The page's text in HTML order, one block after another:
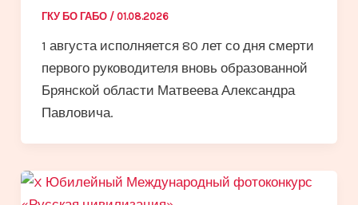
ГКУ БО ГАБО / 01.08.2026
1 августа исполняется 80 лет со дня смерти
первого руководителя вновь образованной
Брянской области Матвеева Александра
Павловича.